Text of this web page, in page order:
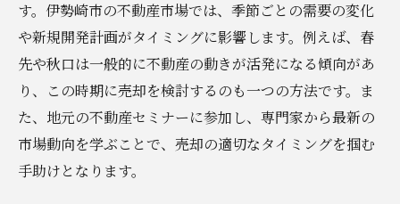
す。伊勢崎市の不動産市場では、季節ごとの需要の変化
や新規開発計画がタイミングに影響します。例えば、春
先や秋口は一般的に不動産の動きが活発になる傾向があ
り、この時期に売却を検討するのも一つの方法です。ま
た、地元の不動産セミナーに参加し、専門家から最新の
市場動向を学ぶことで、売却の適切なタイミングを掴む
手助けとなります。